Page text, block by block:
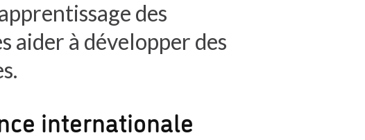
des
aider à développer des
internationale